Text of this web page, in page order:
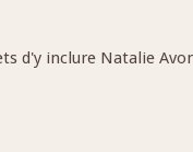
d'y inclure Natalie